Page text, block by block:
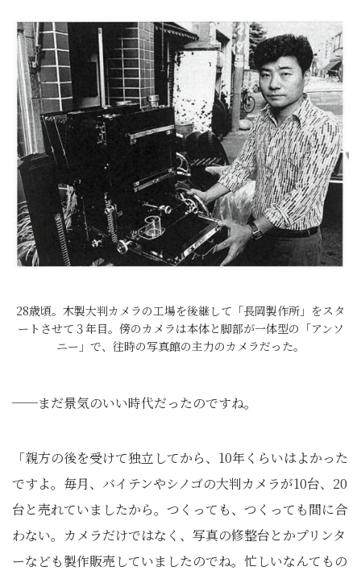
28歳頃。木製大判カメラの工場を後継して「長岡製作所」をスタ
ートさせて３年目。傍のカメラは本体と脚部が一体型の「アンソ
ニー」で、往時の写真館の主力のカメラだった。
──まだ景気のいい時代だったのですね。
「親方の後を受けて独立してから、10年くらいはよかった
ですよ。毎月、バイテンやシノゴの大判カメラが10台、20
台と売れていましたから。つくっても、つくっても間に合
わない。カメラだけではなく、写真の修整台とかプリンタ
ーなども製作販売していましたのでね。忙しいなんてもの